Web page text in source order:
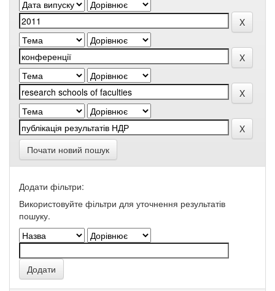
Почати новий пошук
Додати фільтри:
Використовуйте фільтри для уточнення результатів
пошуку.